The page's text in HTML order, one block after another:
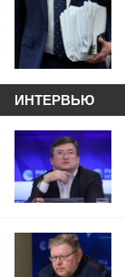
ИНТЕРВЬЮ